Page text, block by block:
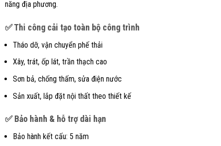
năng địa phương.
✅ Thi công cải tạo toàn bộ công trình
Tháo dỡ, vận chuyển phế thải
Xây, trát, ốp lát, trần thạch cao
Sơn bả, chống thấm, sửa điện nước
Sản xuất, lắp đặt nội thất theo thiết kế
✅ Bảo hành & hỗ trợ dài hạn
Bảo hành kết cấu: 5 năm